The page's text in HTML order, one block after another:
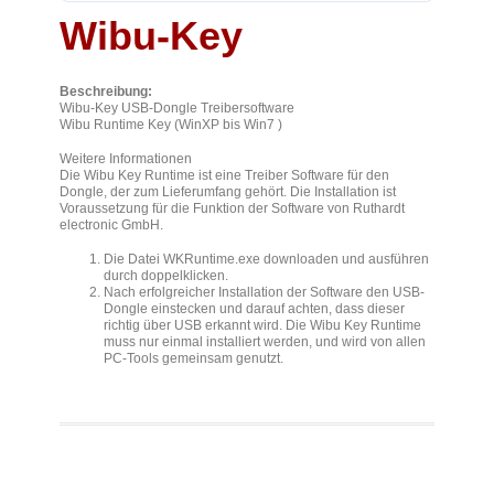
Wibu-Key
Beschreibung:
Wibu-Key USB-Dongle Treibersoftware
Wibu Runtime Key (WinXP bis Win7 )
Weitere Informationen
Die Wibu Key Runtime ist eine Treiber Software für den
Dongle, der zum Lieferumfang gehört. Die Installation ist
Voraussetzung für die Funktion der Software von Ruthardt
electronic GmbH.
Die Datei WKRuntime.exe downloaden und ausführen
durch doppelklicken.
Nach erfolgreicher Installation der Software den USB-
Dongle einstecken und darauf achten, dass dieser
richtig über USB erkannt wird. Die Wibu Key Runtime
muss nur einmal installiert werden, und wird von allen
PC-Tools gemeinsam genutzt.